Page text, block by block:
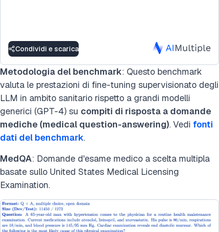
Condividi e scarica
Metodologia del benchmark: Questo benchmark
valuta le prestazioni di fine-tuning supervisionato degli
LLM in ambito sanitario rispetto a grandi modelli
generici (GPT-4) su compiti di risposta a domande
mediche (medical question-answering). Vedi fonti
dati del benchmark.
MedQA: Domande d'esame medico a scelta multipla
basate sullo United States Medical Licensing
Examination.